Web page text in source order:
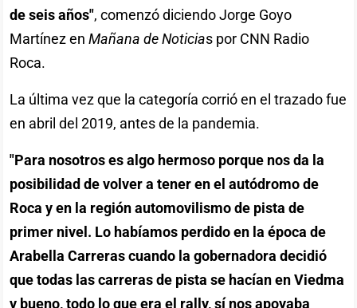
de seis años", comenzó diciendo Jorge Goyo
Martínez en Mañana de Noticias por CNN Radio
Roca.
La última vez que la categoría corrió en el trazado fue
en abril del 2019, antes de la pandemia.
"Para nosotros es algo hermoso porque nos da la
posibilidad de volver a tener en el autódromo de
Roca y en la región automovilismo de pista de
primer nivel. Lo habíamos perdido en la época de
Arabella Carreras cuando la gobernadora decidió
que todas las carreras de pista se hacían en Viedma
y bueno, todo lo que era el rally, sí nos apoyaba